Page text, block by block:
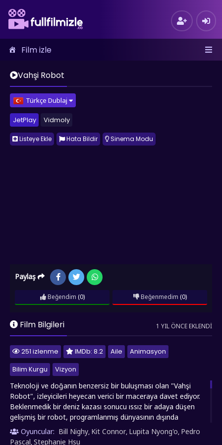
Film izle
Vahşi Robot
Türkçe Dublaj
JetPlay Vidmoly
Listeye Ekle Hata Bildir Sinema Modu
Paylaş
Beğendim (0) Beğenmedim (0)
Film Bilgileri 1 YIL ÖNCE EKLENDI
251 izlenme IMDb: 8.2 Aile
Animasyon
Bilim Kurgu
Vizyon
Teknoloji ve doğanın benzersiz bir buluşması olan "Vahşi
Robot", izleyicileri heyecan verici bir maceraya davet ediyor.
Beklenmedik bir deniz kazası sonucu ıssız bir adaya düşen
gelişmiş bir robot, programlanmış dünyasının dışında
tamamen yabancı bir ortamla yüzleşir. El değmemiş doğanın
ortasında kendini bulan robot, başlangıçta adadaki vahşi
Oyuncular: Bill Nighy, Kit Connor, Lupita Nyong'o, Pedro
Pascal,Stephanie Hsu